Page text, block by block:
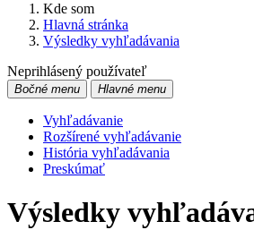
Kde som
Hlavná stránka
Výsledky vyhľadávania
Neprihlásený používateľ
Bočné menu Hlavné menu
Vyhľadávanie
Rozšírené vyhľadávanie
História vyhľadávania
Preskúmať
Výsledky